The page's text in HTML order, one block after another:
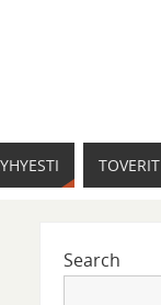
TOVERIT
Search